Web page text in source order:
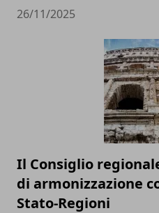
26/11/2025
Il Consiglio
di armonizzazione
Stato-Regioni